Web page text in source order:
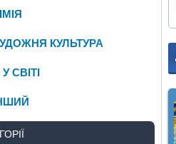
КУЛЬТУРА
СВІТІ